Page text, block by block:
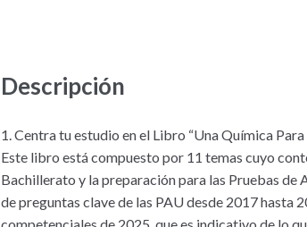
Descripción
1. Centra tu estudio en el Libro “Una Química
Este libro está compuesto por 11 temas cuyo
Bachillerato y la preparación para las Pruebas de
de preguntas clave de las PAU desde 2017 hasta
competenciales de 2025, que es indicativo de lo